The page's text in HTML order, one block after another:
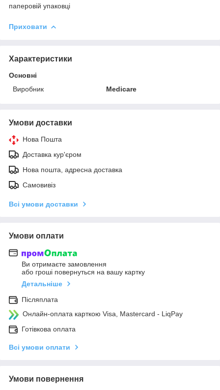
паперовій упаковці
Приховати
Характеристики
Основні
Виробник
Medicare
Умови доставки
Нова Пошта
Доставка кур'єром
Нова пошта, адресна доставка
Самовивіз
Всі умови доставки
Умови оплати
Ви отримаєте замовлення
або гроші повернуться на вашу картку
Детальніше
Післяплата
Онлайн-оплата карткою Visa, Mastercard - LiqPay
Готівкова оплата
Всі умови оплати
Умови повернення